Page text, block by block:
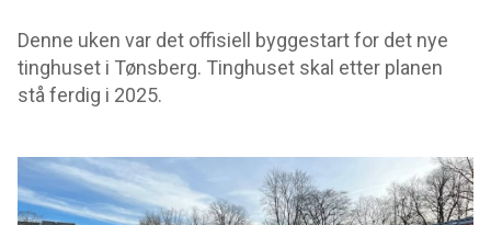
Denne uken var det offisiell byggestart for det nye
tinghuset i Tønsberg. Tinghuset skal etter planen
stå ferdig i 2025.